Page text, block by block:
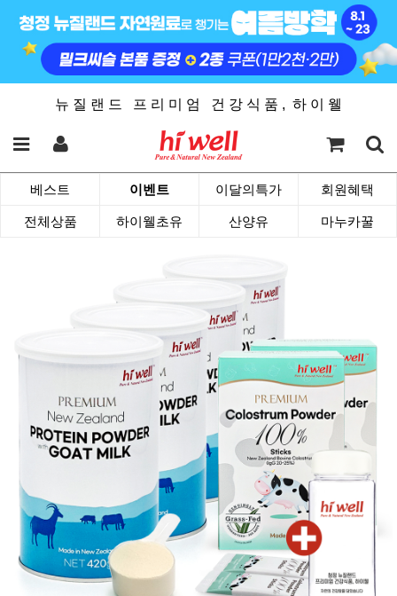
뉴 질 랜 드 프 리 미 엄 건 강 식 품 , 하 이 웰
베스트 이벤트 이달의특가 회원혜택
전체상품 하이웰초유 산양유 마누카꿀